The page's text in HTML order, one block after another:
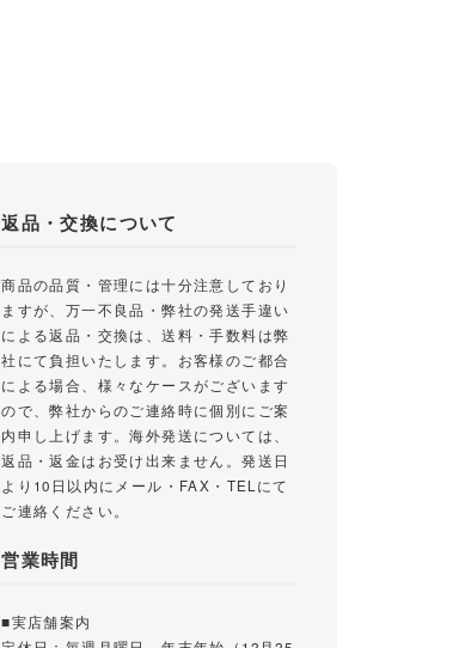
返品・交換について
商品の品質・管理には十分注意しており
ますが、万一不良品・弊社の発送手違い
による返品・交換は、送料・手数料は弊
社にて負担いたします。お客様のご都合
による場合、様々なケースがございます
ので、弊社からのご連絡時に個別にご案
内申し上げます。海外発送については、
返品・返金はお受け出来ません。発送日
より10日以内にメール・FAX・TELにて
ご連絡ください。
営業時間
■実店舗案内